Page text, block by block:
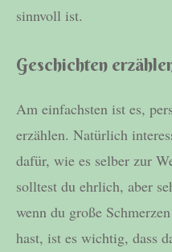
sinnvoll ist.
Geschichten
Am einfachsten ist es,
erzählen. Natürlich
dafür, wie es selber zur
solltest du ehrlich, aber
wenn du große
hast, ist es wichtig, dass